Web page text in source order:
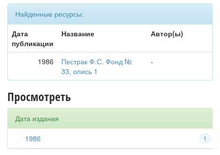
Найденные ресурсы:
Дата
публикации
Название Автор(ы)
1986
Пестрак Ф.С. Фонд №
33, опись 1
-
Просмотреть
Дата издания
1
1986